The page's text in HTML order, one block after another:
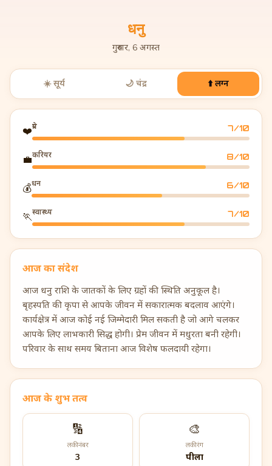
धनु
गुरुवार, 6 अगस्त
☀️ सूर्य 🌙 चंद्र ⬆️ लग्न
❤️प्रेम 7/10
💼करियर 8/10
💰धन 6/10
🏃स्वास्थ्य 7/10
आज का संदेश
आज धनु राशि के जातकों के लिए ग्रहों की स्थिति अनुकूल है।
बृहस्पति की कृपा से आपके जीवन में सकारात्मक बदलाव आएंगे।
कार्यक्षेत्र में आज कोई नई जिम्मेदारी मिल सकती है जो आगे चलकर
आपके लिए लाभकारी सिद्ध होगी। प्रेम जीवन में मधुरता बनी रहेगी।
परिवार के साथ समय बिताना आज विशेष फलदायी रहेगा।
आज के शुभ तत्व
🔢
लकी नंबर
3
🎨
लकी रंग
पीला